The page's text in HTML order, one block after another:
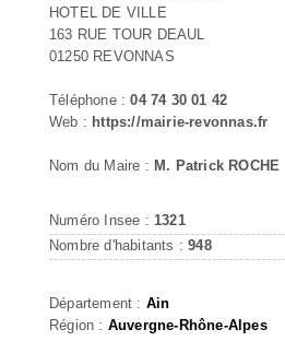
HOTEL DE VILLE
163 RUE TOUR DEAUL
01250 REVONNAS
Téléphone :04 74 30 01 42
Web : https://mairie-revonnas.fr
Nom du Maire : M. Patrick ROCHE
Numéro Insee : 1321
Nombre d'habitants :948
Département : Ain
Région : Auvergne-Rhône-Alpes